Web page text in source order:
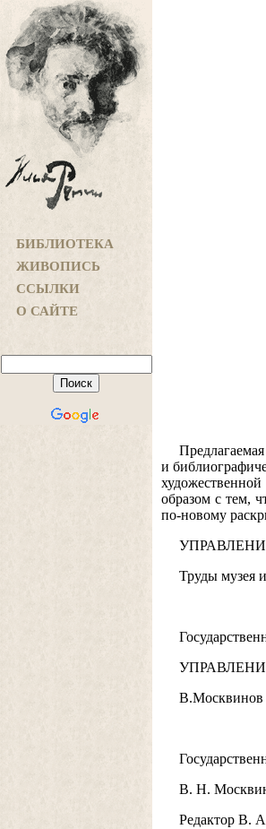
БИБЛИОТЕКА
ЖИВОПИСЬ
ССЫЛКИ
О САЙТЕ
и
образом с тем,
по-новому
Труды музея
В.Москвинов
В. Н.
Редактор В.